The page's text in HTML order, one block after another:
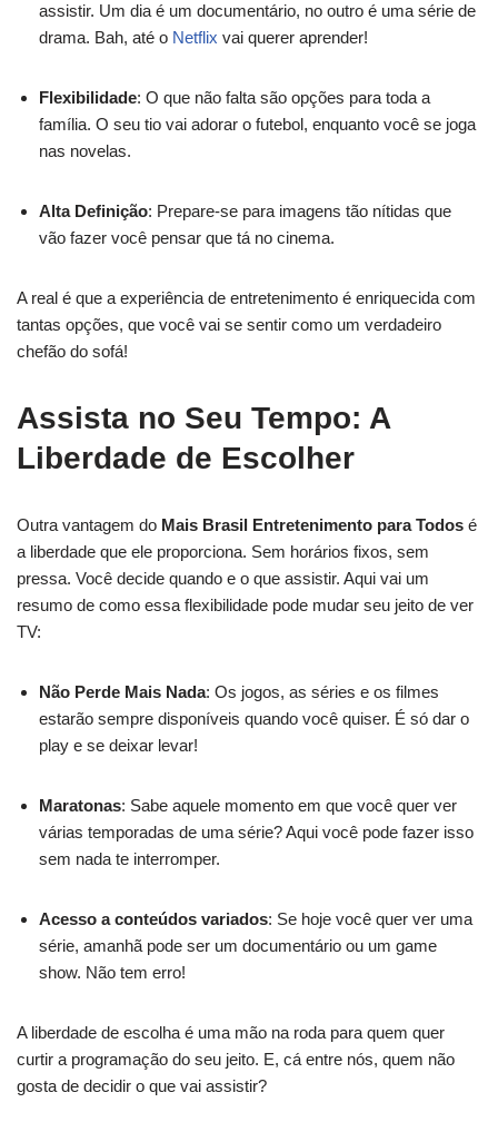
assistir. Um dia é um documentário, no outro é uma série de
drama. Bah, até o Netflix vai querer aprender!
Flexibilidade: O que não falta são opções para toda a
família. O seu tio vai adorar o futebol, enquanto você se joga
nas novelas.
Alta Definição: Prepare-se para imagens tão nítidas que
vão fazer você pensar que tá no cinema.
A real é que a experiência de entretenimento é enriquecida com
tantas opções, que você vai se sentir como um verdadeiro
chefão do sofá!
Assista no Seu Tempo: A
Liberdade de Escolher
Outra vantagem do Mais Brasil Entretenimento para Todos é
a liberdade que ele proporciona. Sem horários fixos, sem
pressa. Você decide quando e o que assistir. Aqui vai um
resumo de como essa flexibilidade pode mudar seu jeito de ver
TV:
Não Perde Mais Nada: Os jogos, as séries e os filmes
estarão sempre disponíveis quando você quiser. É só dar o
play e se deixar levar!
Maratonas: Sabe aquele momento em que você quer ver
várias temporadas de uma série? Aqui você pode fazer isso
sem nada te interromper.
Acesso a conteúdos variados: Se hoje você quer ver uma
série, amanhã pode ser um documentário ou um game
show. Não tem erro!
A liberdade de escolha é uma mão na roda para quem quer
curtir a programação do seu jeito. E, cá entre nós, quem não
gosta de decidir o que vai assistir?